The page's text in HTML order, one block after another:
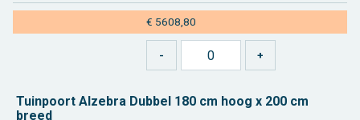
€ 5608,80
Tuin­poort Al­ze­bra Dub­bel 180 cm hoog x 200 cm
breed